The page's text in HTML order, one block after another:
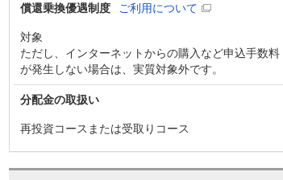
償還乗換優遇制度 ご利用について
対象
ただし、インターネットからの購入など申込手数料
が発生しない場合は、実質対象外です。
分配金の取扱い
再投資コースまたは受取りコース